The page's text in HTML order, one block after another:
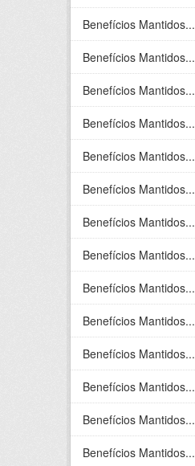
Benefícios Mantidos...
Benefícios Mantidos...
Benefícios Mantidos...
Benefícios Mantidos...
Benefícios Mantidos...
Benefícios Mantidos...
Benefícios Mantidos...
Benefícios Mantidos...
Benefícios Mantidos...
Benefícios Mantidos...
Benefícios Mantidos...
Benefícios Mantidos...
Benefícios Mantidos...
Benefícios Mantidos...